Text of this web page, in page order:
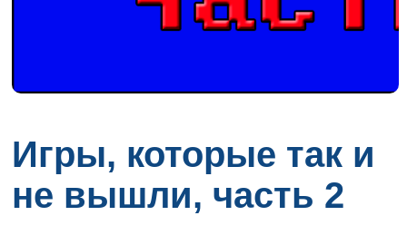
Игры, которые так и
не вышли, часть 2